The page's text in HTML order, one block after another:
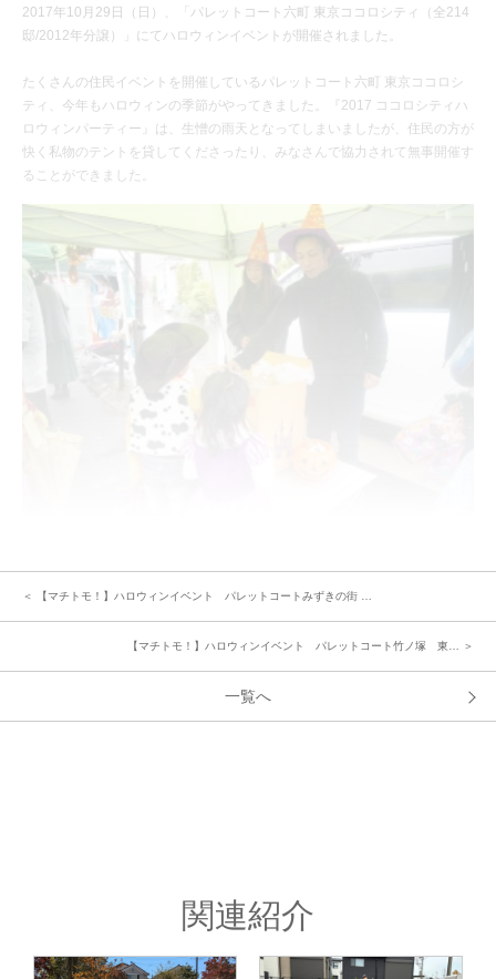
2017年10月29日（日）、「パレットコート六町 東京ココロシティ（全214
邸/2012年分譲）」にてハロウィンイベントが開催されました。
たくさんの住民イベントを開催しているパレットコート六町 東京ココロシ
ティ、今年もハロウィンの季節がやってきました。『2017 ココロシティハ
ロウィンパーティー』は、生憎の雨天となってしまいましたが、住民の方が
快く私物のテントを貸してくださったり、みなさんで協力されて無事開催す
ることができました。
≪今回のイベントを企画された方のご感想≫
「ココロシティでは例年、受付で時間をとってしまうためイベント企画担当
の方で一工夫。受付の代わりに名前の入ったおばけから招待状を配布し、お
菓子を入れる袋と引き換えることに変更しました。待ち時間も少なく参加者
＜ 【マチトモ！】ハロウィンイベント パレットコートみずきの街 …
【マチトモ！】ハロウィンイベント パレットコート竹ノ塚 東… ＞
一覧へ
関連紹介